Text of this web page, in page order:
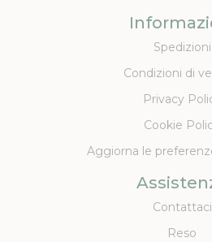
Spedizioni
Condizioni di
Privacy
Cookie
Aggiorna le
Contattaci
Reso